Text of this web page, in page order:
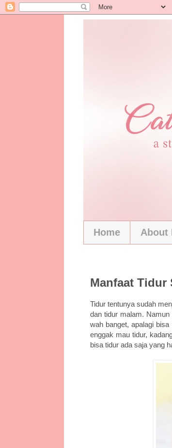
Home About
Manfaat Tidur
Tidur tentunya sudah
dan tidur malam.
wah banget, apalagi
enggak mau tidur,
bisa tidur ada saja yang